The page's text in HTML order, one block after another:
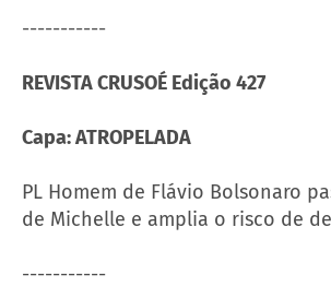
-----------
REVISTA CRUSOÉ Edição 427
Capa: ATROPELADA
PL Homem de Flávio Bolsonaro
de Michelle e amplia o risco de
-----------